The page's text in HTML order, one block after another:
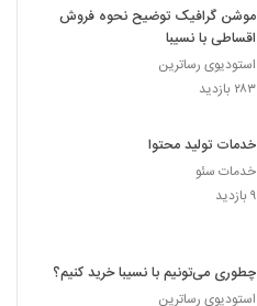
موشن گرافیک توضیح نحوه فروش
اقساطی با نسیبا
استودیوی رساترین
۲۸۳ بازدید
خدمات تولید محتوا
خدمات سئو
۹ بازدید
چطوری می‌تونیم با نسیبا خرید کنیم؟
استودیوی رساترین